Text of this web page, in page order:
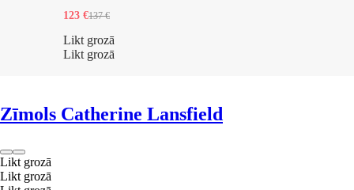
123 €137 €
Likt grozā
Likt grozā
Zīmols Catherine Lansfield
Likt grozā
Likt grozā